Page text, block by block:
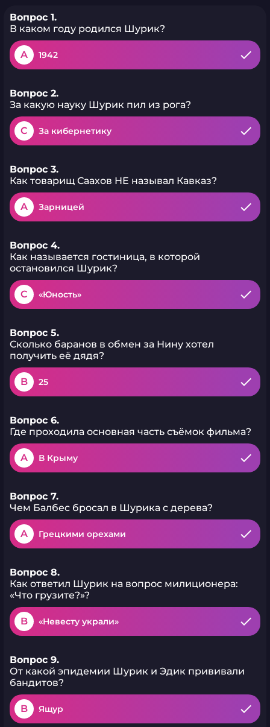
Вопрос 1.
В каком году родился Шурик?
A 1942
Вопрос 2.
За какую науку Шурик пил из рога?
C За кибернетику
Вопрос 3.
Как товарищ Саахов НЕ называл Кавказ?
A Зарницей
Вопрос 4.
Как называется гостиница, в которой
остановился Шурик?
C «Юность»
Вопрос 5.
Сколько баранов в обмен за Нину хотел
получить её дядя?
B 25
Вопрос 6.
Где проходила основная часть съёмок фильма?
A В Крыму
Вопрос 7.
Чем Балбес бросал в Шурика с дерева?
A Грецкими орехами
Вопрос 8.
Как ответил Шурик на вопрос милиционера:
«Что грузите?»?
B «Невесту украли»
Вопрос 9.
От какой эпидемии Шурик и Эдик прививали
бандитов?
B Ящур